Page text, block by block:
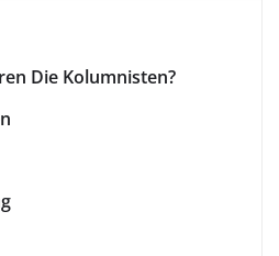
Die Kolumnisten?